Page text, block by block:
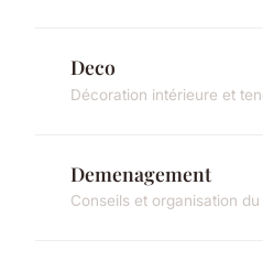
Deco
Décoration intérieure et
Demenagement
Conseils et organisation